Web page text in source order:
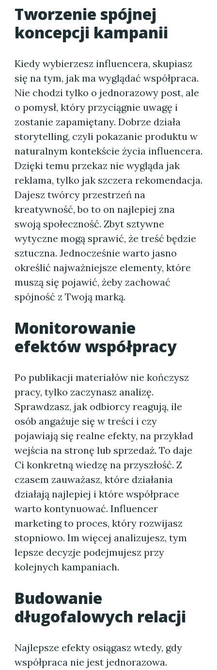
Tworzenie spójnej
koncepcji kampanii
Kiedy wybierzesz influencera, skupiasz
się na tym, jak ma wyglądać współpraca.
Nie chodzi tylko o jednorazowy post, ale
o pomysł, który przyciągnie uwagę i
zostanie zapamiętany. Dobrze działa
storytelling, czyli pokazanie produktu w
naturalnym kontekście życia influencera.
Dzięki temu przekaz nie wygląda jak
reklama, tylko jak szczera rekomendacja.
Dajesz twórcy przestrzeń na
kreatywność, bo to on najlepiej zna
swoją społeczność. Zbyt sztywne
wytyczne mogą sprawić, że treść będzie
sztuczna. Jednocześnie warto jasno
określić najważniejsze elementy, które
muszą się pojawić, żeby zachować
spójność z Twoją marką.
Monitorowanie
efektów współpracy
Po publikacji materiałów nie kończysz
pracy, tylko zaczynasz analizę.
Sprawdzasz, jak odbiorcy reagują, ile
osób angażuje się w treści i czy
pojawiają się realne efekty, na przykład
wejścia na stronę lub sprzedaż. To daje
Ci konkretną wiedzę na przyszłość. Z
czasem zauważasz, które działania
działają najlepiej i które współprace
warto kontynuować. Influencer
marketing to proces, który rozwijasz
stopniowo. Im więcej analizujesz, tym
lepsze decyzje podejmujesz przy
kolejnych kampaniach.
Budowanie
długofalowych relacji
Najlepsze efekty osiągasz wtedy, gdy
współpraca nie jest jednorazowa.